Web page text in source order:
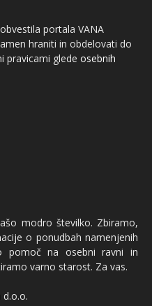
portala VANA
hraniti in obdelovati do
pravicami glede osebnih
modro številko. Zbiramo,
o ponudbah namenjenih
pomoč na osebni ravni in
varno starost. Za vas.